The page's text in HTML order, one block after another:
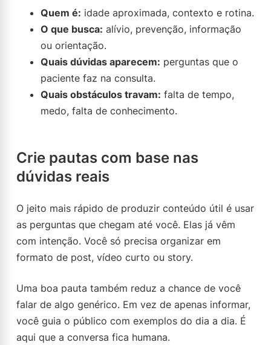
Quem é: idade aproximada, contexto e rotina.
O que busca: alívio, prevenção, informação
ou orientação.
Quais dúvidas aparecem: perguntas que o
paciente faz na consulta.
Quais obstáculos travam: falta de tempo,
medo, falta de conhecimento.
Crie pautas com base nas
dúvidas reais
O jeito mais rápido de produzir conteúdo útil é usar
as perguntas que chegam até você. Elas já vêm
com intenção. Você só precisa organizar em
formato de post, vídeo curto ou story.
Uma boa pauta também reduz a chance de você
falar de algo genérico. Em vez de apenas informar,
você guia o público com exemplos do dia a dia. É
aqui que a conversa fica humana.